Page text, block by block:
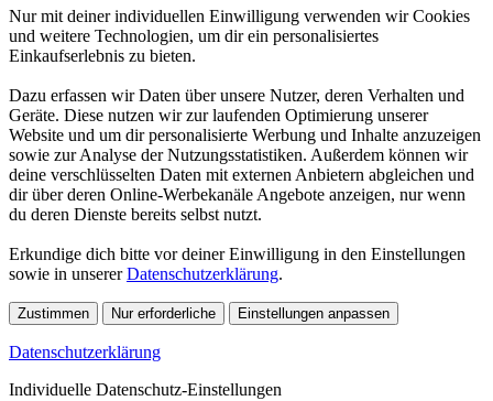
Nur mit deiner individuellen Einwilligung verwenden wir Cookies
und weitere Technologien, um dir ein personalisiertes
Einkaufserlebnis zu bieten.
Dazu erfassen wir Daten über unsere Nutzer, deren Verhalten und
Geräte. Diese nutzen wir zur laufenden Optimierung unserer
Website und um dir personalisierte Werbung und Inhalte anzuzeigen
sowie zur Analyse der Nutzungsstatistiken. Außerdem können wir
deine verschlüsselten Daten mit externen Anbietern abgleichen und
dir über deren Online-Werbekanäle Angebote anzeigen, nur wenn
du deren Dienste bereits selbst nutzt.
Erkundige dich bitte vor deiner Einwilligung in den Einstellungen
sowie in unsererDatenschutzerklärung.
Zustimmen Nur erforderliche Einstellungen anpassen
Datenschutzerklärung
Individuelle Datenschutz-Einstellungen